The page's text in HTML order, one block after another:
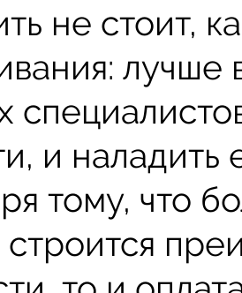
не стоит,
лучше
и наладить
тому, что
строится